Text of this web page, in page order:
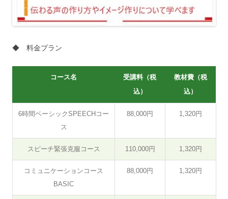
◆ 料金プラン
コース名
受講料（税
込）
教材費（税
込）
6時間ベーシックSPEECHコー
ス
88,000円 1,320円
スピーチ緊張克服コース 110,000円 1,320円
コミュニケーションコース
BASIC
88,000円 1,320円